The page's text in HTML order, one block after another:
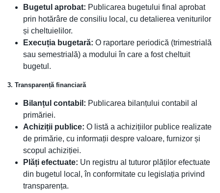
Bugetul aprobat: Publicarea bugetului final aprobat
prin hotărâre de consiliu local, cu detalierea veniturilor
și cheltuielilor.
Execuția bugetară: O raportare periodică (trimestrială
sau semestrială) a modului în care a fost cheltuit
bugetul.
3. Transparență financiară
Bilanțul contabil: Publicarea bilanțului contabil al
primăriei.
Achiziții publice: O listă a achizițiilor publice realizate
de primărie, cu informații despre valoare, furnizor și
scopul achiziției.
Plăți efectuate: Un registru al tuturor plăților efectuate
din bugetul local, în conformitate cu legislația privind
transparența.